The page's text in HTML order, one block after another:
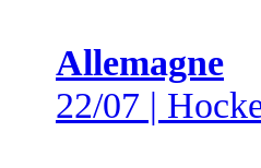
Allemagne
22/07 |